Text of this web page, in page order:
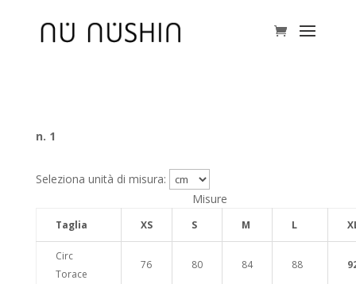
n. 1
Seleziona unità di misura:
Misure
Taglia XS S M L
Circ
Torace
76 80 84 88